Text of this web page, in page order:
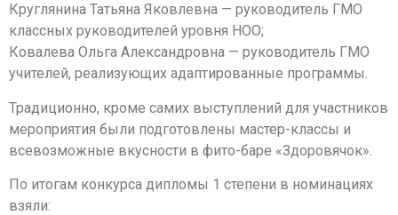
Круглянина Татьяна Яковлевна — руководитель ГМО
классных руководителей уровня НОО;
Ковалева Ольга Александровна — руководитель ГМО
учителей, реализующих адаптированные программы.
Традиционно, кроме самих выступлений для участников
мероприятия были подготовлены мастер-классы и
всевозможные вкусности в фито-баре «Здоровячок».
По итогам конкурса дипломы 1 степени в номинациях
взяли: